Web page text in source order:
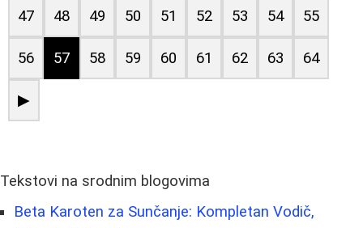
47 48 49 50 51 52 53 54 55
56 57 58 59 60 61 62 63 64
▶
Tekstovi na srodnim blogovima
Beta Karoten za Sunčanje: Kompletan Vodič,